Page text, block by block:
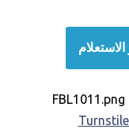
FBL1011.png